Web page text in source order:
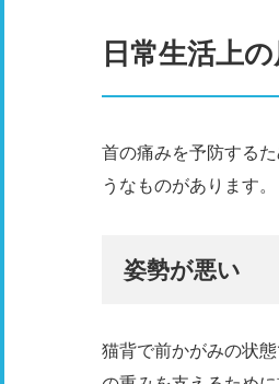
日常生活上
首の痛みを予防する
うなものがあります。
姿勢が悪い
猫背で前かがみの状